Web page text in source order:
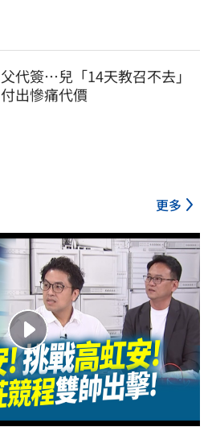
父代簽…兒「14天教召不去」
付出慘痛代價
更多